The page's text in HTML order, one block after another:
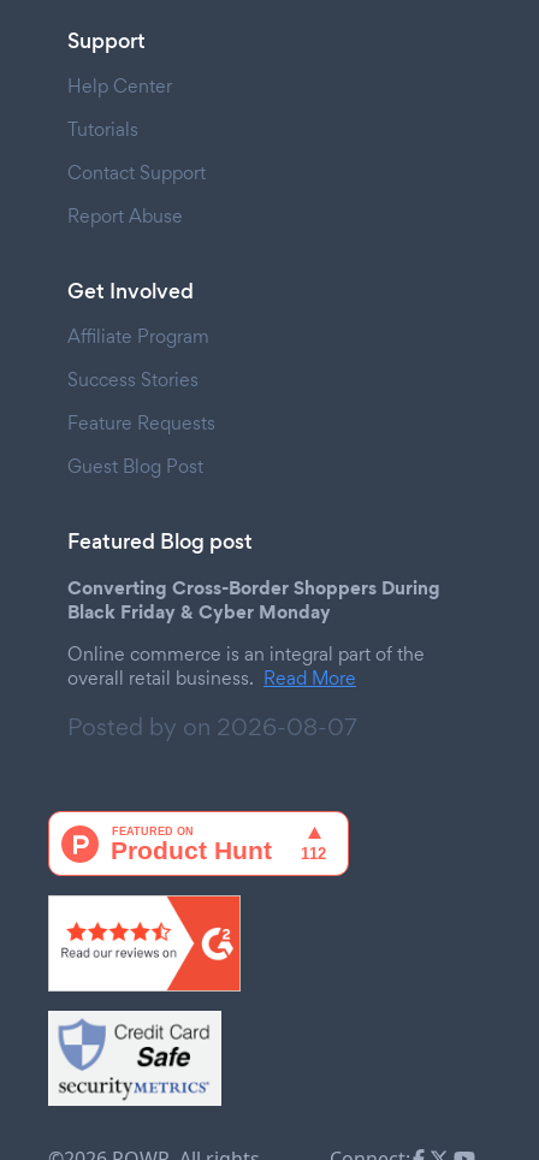
Support
Help Center
Tutorials
Contact Support
Report Abuse
Get Involved
Affiliate Program
Success Stories
Feature Requests
Guest Blog Post
Featured Blog post
Converting Cross-Border Shoppers During
Black Friday & Cyber Monday
Online commerce is an integral part of the
overall retail business. Read More
Posted by on 2026-08-07